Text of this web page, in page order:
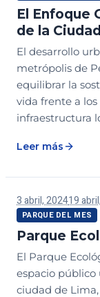
El Enfoque
de la
El desarrollo
metrópolis de
equilibrar la
vida frente a
infraestructura
Leer más
3 abril, 202419
PARQUE DEL MES
Parque
El Parque
espacio público
ciudad de